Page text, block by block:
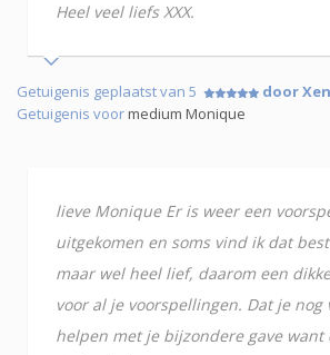
Heel veel liefs XXX.
Getuigenis geplaatst van 5
door
Getuigenis voormedium Monique
lieve Monique Er is weer een
uitgekomen en soms vind ik dat
maar wel heel lief, daarom een
voor al je voorspellingen. Dat je nog
helpen met je bijzondere gave want